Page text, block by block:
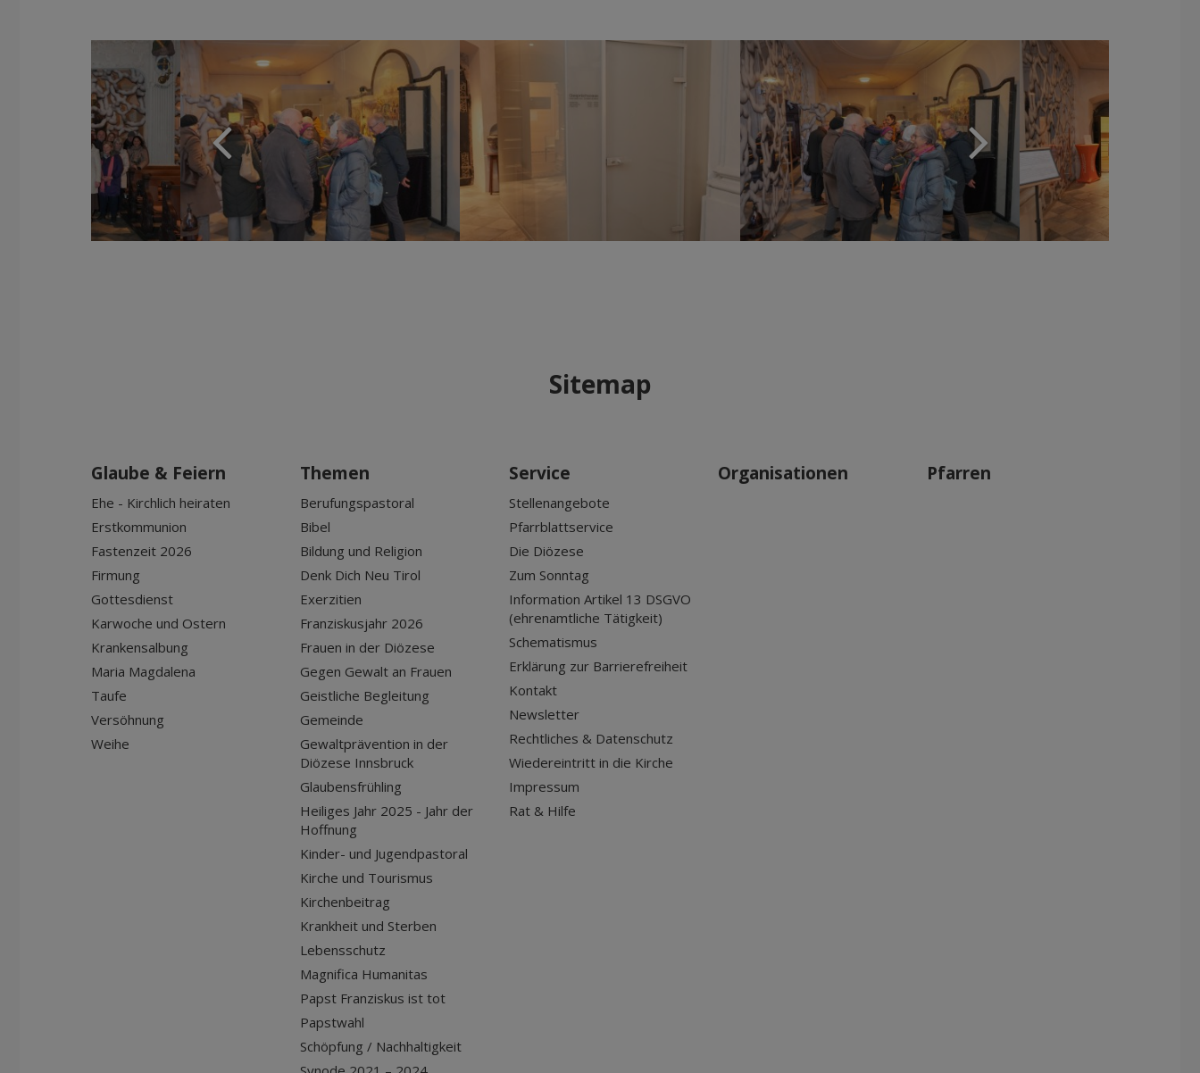
Sitemap
Glaube & Feiern
Ehe - Kirchlich heiraten
Erstkommunion
Fastenzeit 2026
Firmung
Gottesdienst
Karwoche und Ostern
Krankensalbung
Maria Magdalena
Taufe
Versöhnung
Weihe
Themen
Berufungspastoral
Bibel
Bildung und Religion
Denk Dich Neu Tirol
Exerzitien
Franziskusjahr 2026
Frauen in der Diözese
Gegen Gewalt an Frauen
Geistliche Begleitung
Gemeinde
Gewaltprävention in der
Diözese Innsbruck
Glaubensfrühling
Heiliges Jahr 2025 - Jahr der
Hoffnung
Kinder- und Jugendpastoral
Kirche und Tourismus
Kirchenbeitrag
Krankheit und Sterben
Lebensschutz
Magnifica Humanitas
Papst Franziskus ist tot
Papstwahl
Schöpfung / Nachhaltigkeit
Service
Stellenangebote
Pfarrblattservice
Die Diözese
Zum Sonntag
Information Artikel 13 DSGVO
(ehrenamtliche Tätigkeit)
Schematismus
Erklärung zur Barrierefreiheit
Kontakt
Newsletter
Rechtliches & Datenschutz
Wiedereintritt in die Kirche
Impressum
Rat & Hilfe
Organisationen Pfarren